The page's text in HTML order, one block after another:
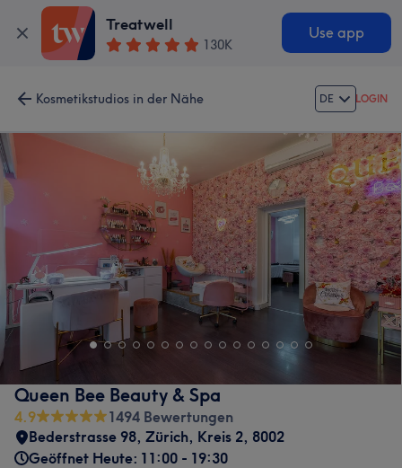
Treatwell
130K
Use app
Kosmetikstudios in der Nähe DE LOGIN
Queen Bee Beauty & Spa
4.9
1494 Bewertungen
Bederstrasse 98, Zürich, Kreis 2, 8002
Geöffnet Heute: 11:00 - 19:30